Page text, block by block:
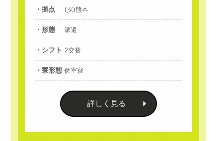
・拠点 (採)熊本
・形態 派遣
・シフト 2交替
・寮形態 個室寮
詳しく見る